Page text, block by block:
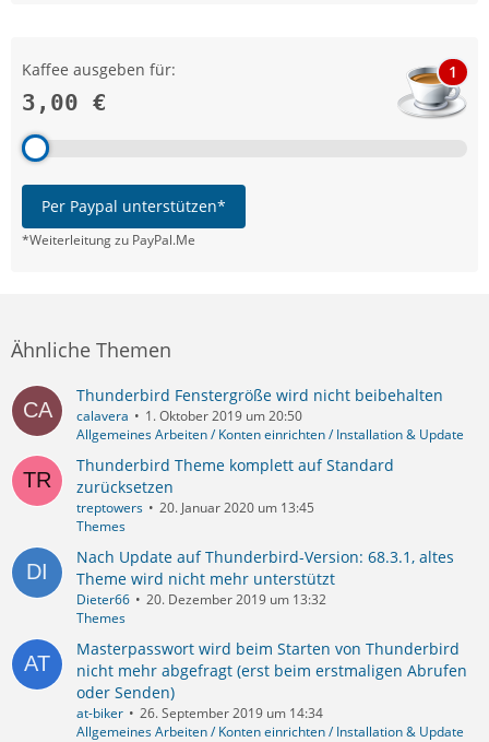
Kaffee ausgeben für:
3,00 €
1
Per Paypal unterstützen*
*Weiterleitung zu PayPal.Me
Ähnliche Themen
Thunderbird Fenstergröße wird nicht beibehalten
calavera
1. Oktober 2019 um 20:50
Allgemeines Arbeiten / Konten einrichten / Installation & Update
Thunderbird Theme komplett auf Standard
zurücksetzen
treptowers
20. Januar 2020 um 13:45
Themes
Nach Update auf Thunderbird-Version: 68.3.1, altes
Theme wird nicht mehr unterstützt
Dieter66
20. Dezember 2019 um 13:32
Themes
Masterpasswort wird beim Starten von Thunderbird
nicht mehr abgefragt (erst beim erstmaligen Abrufen
oder Senden)
at-biker
26. September 2019 um 14:34
Allgemeines Arbeiten / Konten einrichten / Installation & Update